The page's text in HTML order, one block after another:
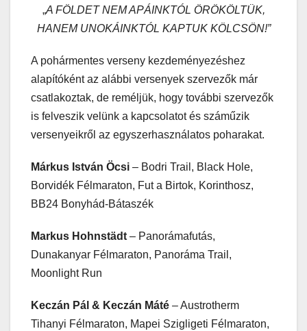
„A FÖLDET NEM APÁINKTÓL ÖRÖKÖLTÜK,
HANEM UNOKÁINKTÓL KAPTUK KÖLCSÖN!”
A pohármentes verseny kezdeményezéshez
alapítóként az alábbi versenyek szervezők már
csatlakoztak, de reméljük, hogy további szervezők
is felveszik velünk a kapcsolatot és száműzik
versenyeikről az egyszerhasználatos poharakat.
Márkus István Öcsi – Bodri Trail, Black Hole,
Borvidék Félmaraton, Fut a Birtok, Korinthosz,
BB24 Bonyhád-Bátaszék
Markus Hohnstädt – Panorámafutás,
Dunakanyar Félmaraton, Panoráma Trail,
Moonlight Run
Keczán Pál & Keczán Máté – Austrotherm
Tihanyi Félmaraton, Mapei Szigligeti Félmaraton,